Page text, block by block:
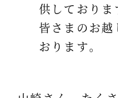
供しておりま
皆さまのお
おります。